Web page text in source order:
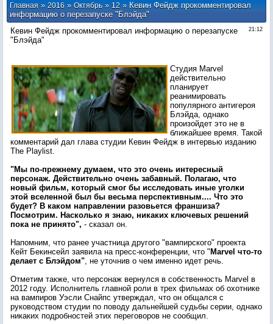
Главная»2016 » Октябрь » 12» Кевин Фейдж прокомментировал
информацию о перезапуске "Блэйда"
21:12
Кевин Фейдж прокомментировал информацию о перезапуске
"Блэйда"
Студия Marvel
действительно
планирует
реанимировать
популярного антигероя
Блэйда, однако
произойдет это не в
ближайшее время. Такой
комментарий дал глава студии Кевин Фейдж в интервью изданию
The Playlist.
"Мы по-прежнему думаем, что это очень интересный
персонаж. Действительно очень забавный. Полагаю, что
новый фильм, который смог бы исследовать иные уголки
этой вселенной был бы весьма перспективным.... Что это
будет? В каком направлении разовьется франшиза?
Посмотрим. Насколько я знаю, никаких ключевых решений
пока не принято", - сказал он.
Напомним, что ранее участница другого "вампирского" проекта
Кейт Бекинсейл заявила на пресс-конференции, что " Marvel что-то
делает с Блэйдом", не уточнив о чем именно идет речь.
Отметим также, что персонаж вернулся в собственность Marvel в
2012 году. Исполнитель главной роли в трех фильмах об охотнике
на вампиров Уэсли Снайпс утверждал, что он общался с
руководством студии по поводу дальнейшей судьбы серии, однако
никаких подробностей этих переговоров не сообщил.